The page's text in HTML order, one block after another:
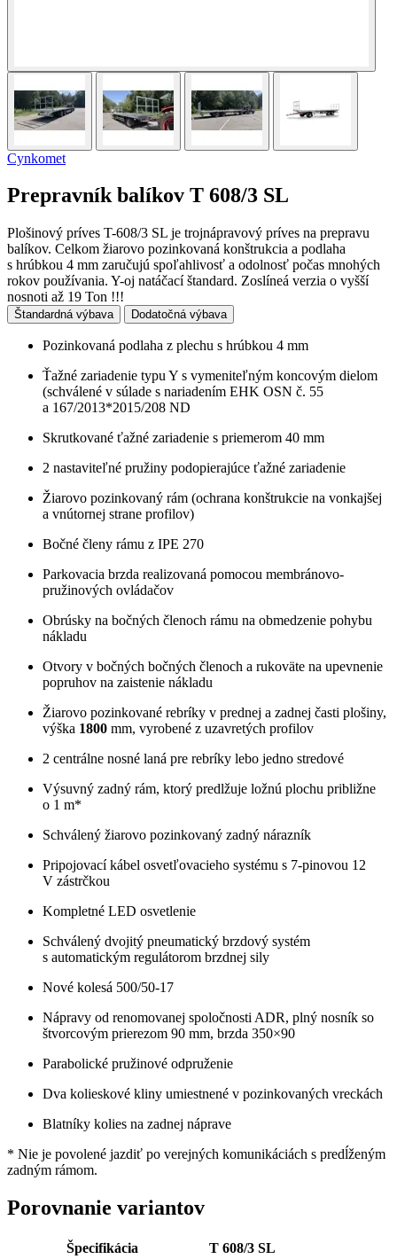
Cynkomet
Prepravník balíkov T 608/3 SL
Plošinový príves T-608/3 SL je trojnápravový príves na prepravu
balíkov. Celkom žiarovo pozinkovaná konštrukcia a podlaha
s hrúbkou 4 mm zaručujú spoľahlivosť a odolnosť počas mnohých
rokov používania. Y-oj natáčací štandard. Zoslíneá verzia o vyšší
nosnoti až 19 Ton !!!
Štandardná výbava Dodatočná výbava
Pozinkovaná podlaha z plechu s hrúbkou 4 mm
Ťažné zariadenie typu Y s vymeniteľným koncovým dielom
(schválené v súlade s nariadením EHK OSN č. 55
a 167/2013*2015/208 ND
Skrutkované ťažné zariadenie s priemerom 40 mm
2 nastaviteľné pružiny podopierajúce ťažné zariadenie
Žiarovo pozinkovaný rám (ochrana konštrukcie na vonkajšej
a vnútornej strane profilov)
Bočné členy rámu z IPE 270
Parkovacia brzda realizovaná pomocou membránovo-
pružinových ovládačov
Obrúsky na bočných členoch rámu na obmedzenie pohybu
nákladu
Otvory v bočných bočných členoch a rukoväte na upevnenie
popruhov na zaistenie nákladu
Žiarovo pozinkované rebríky v prednej a zadnej časti plošiny,
výška 1800 mm, vyrobené z uzavretých profilov
2 centrálne nosné laná pre rebríky lebo jedno stredové
Výsuvný zadný rám, ktorý predlžuje ložnú plochu približne
o 1 m*
Schválený žiarovo pozinkovaný zadný nárazník
Pripojovací kábel osvetľovacieho systému s 7-pinovou 12
V zástrčkou
Kompletné LED osvetlenie
Schválený dvojitý pneumatický brzdový systém
s automatickým regulátorom brzdnej sily
Nové kolesá 500/50-17
Nápravy od renomovanej spoločnosti ADR, plný nosník so
štvorcovým prierezom 90 mm, brzda 350×90
Parabolické pružinové odpruženie
Dva kolieskové kliny umiestnené v pozinkovaných vreckách
Blatníky kolies na zadnej náprave
* Nie je povolené jazdiť po verejných komunikáciách s predĺženým
zadným rámom.
Porovnanie variantov
Špecifikácia
T 608/3 SL